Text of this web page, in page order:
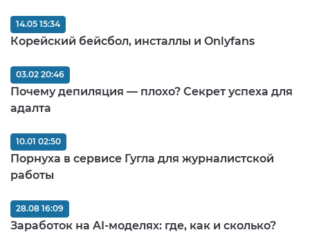
Корейский бейсбол, инсталлы и Onlyfans
14.05 15:34
Почему депиляция — плохо? Секрет успеха для
адалта
03.02 20:46
Порнуха в сервисе Гугла для журналистской
работы
10.01 02:50
Заработок на AI-моделях: где, как и сколько?
28.08 16:09